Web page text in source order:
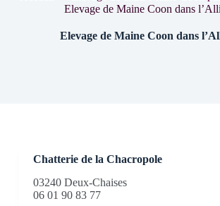
Elevage de Maine Coon dans
Elevage de Maine Coon dans
Chatterie de la Chacropole
03240 Deux-Chaises
06 01 90 83 77